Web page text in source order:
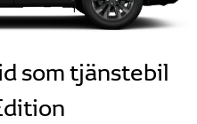
som tjänstebil